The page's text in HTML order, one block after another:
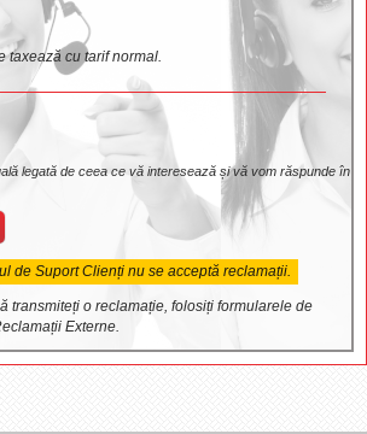
taxează cu tarif normal.
legată de ceea ce vă interesează și vă vom răspunde în
de Suport Clienți nu se acceptă reclamații.
transmiteți o reclamație, folosiți formularele de
Externe.